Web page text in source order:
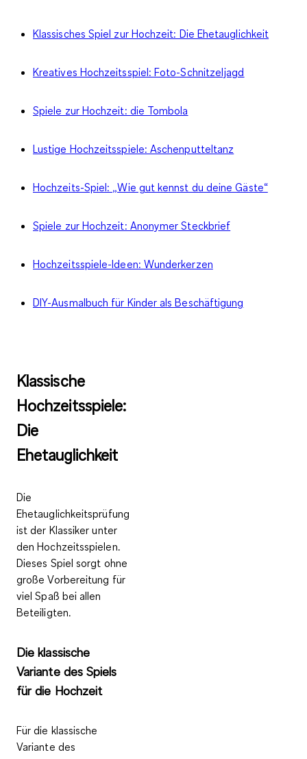
Klassisches Spiel zur Hochzeit: Die Ehetauglichkeit
Kreatives Hochzeitsspiel: Foto-Schnitzeljagd
Spiele zur Hochzeit: die Tombola
Lustige Hochzeitsspiele: Aschenputteltanz
Hochzeits-Spiel: „Wie gut kennst du deine Gäste“
Spiele zur Hochzeit: Anonymer Steckbrief
Hochzeitsspiele-Ideen: Wunderkerzen
DIY-Ausmalbuch für Kinder als Beschäftigung
Klassische
Hochzeitsspiele:
Die
Ehetauglichkeit
Die
Ehetauglichkeitsprüfung
ist der Klassiker unter
den Hochzeitsspielen.
Dieses Spiel sorgt ohne
große Vorbereitung für
viel Spaß bei allen
Beteiligten.
Die klassische
Variante des Spiels
für die Hochzeit
Für die klassische
Variante des